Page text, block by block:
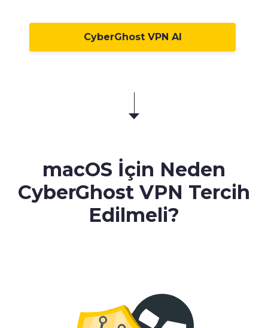
CyberGhost VPN Al
macOS İçin Neden
CyberGhost VPN Tercih
Edilmeli?